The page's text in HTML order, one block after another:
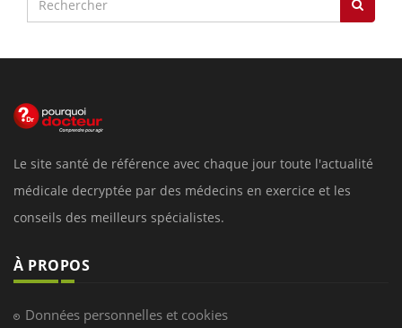
Le site santé de référence avec chaque jour toute l'actualité
médicale decryptée par des médecins en exercice et les
conseils des meilleurs spécialistes.
À PROPOS
Données personnelles et cookies